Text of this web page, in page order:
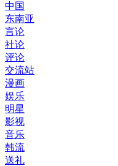
中国
东南亚
言论
社论
评论
交流站
漫画
娱乐
明星
影视
音乐
韩流
送礼